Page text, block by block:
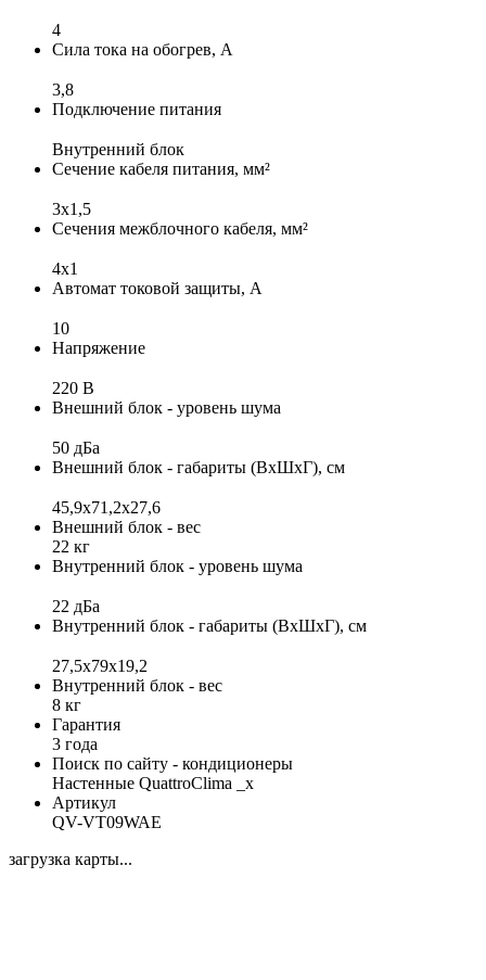
4
Сила тока на обогрев, А
3,8
Подключение питания
Внутренний блок
Сечение кабеля питания, мм²
3x1,5
Сечения межблочного кабеля, мм²
4х1
Автомат токовой защиты, А
10
Напряжение
220 В
Внешний блок - уровень шума
50 дБа
Внешний блок - габариты (ВхШхГ), см
45,9x71,2х27,6
Внешний блок - вес
22 кг
Внутренний блок - уровень шума
22 дБа
Внутренний блок - габариты (ВхШхГ), см
27,5x79x19,2
Внутренний блок - вес
8 кг
Гарантия
3 года
Поиск по сайту - кондиционеры
Настенные QuattroClima _x
Артикул
QV-VT09WAE
загрузка карты...